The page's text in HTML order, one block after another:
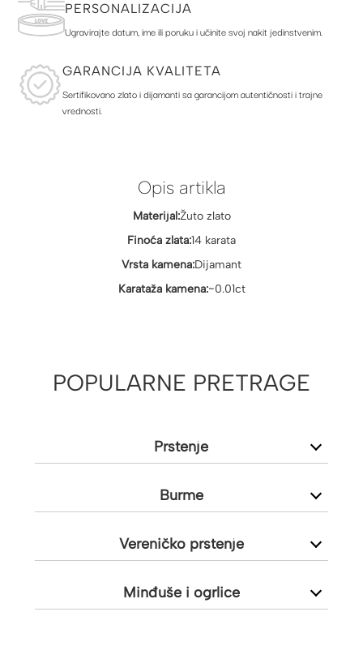
PERSONALIZACIJA
Ugravirajte datum, ime ili poruku i učinite svoj nakit jedinstvenim.
GARANCIJA KVALITETA
Sertifikovano zlato i dijamanti sa garancijom autentičnosti i trajne
vrednosti.
Opis artikla
Materijal:Žuto zlato
Finoća zlata:14 karata
Vrsta kamena:Dijamant
Karataža kamena:~0.01ct
POPULARNE PRETRAGE
Prstenje
Burme
Vereničko prstenje
Minđuše i ogrlice